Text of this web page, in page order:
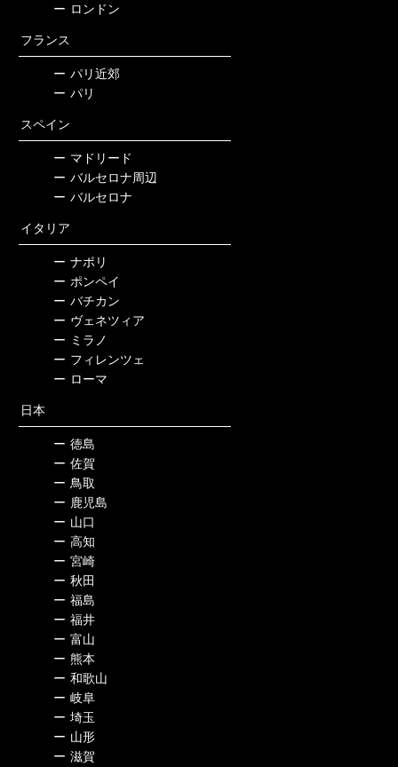
ー ロンドン
フランス
ー パリ近郊
ー パリ
スペイン
ー マドリード
ー バルセロナ周辺
ー バルセロナ
イタリア
ー ナポリ
ー ポンペイ
ー バチカン
ー ヴェネツィア
ー ミラノ
ー フィレンツェ
ー ローマ
日本
ー 徳島
ー 佐賀
ー 鳥取
ー 鹿児島
ー 山口
ー 高知
ー 宮崎
ー 秋田
ー 福島
ー 福井
ー 富山
ー 熊本
ー 和歌山
ー 岐阜
ー 埼玉
ー 山形
ー 滋賀